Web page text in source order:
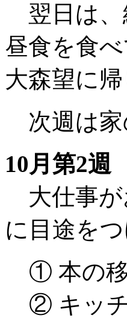
翌日は、
昼食を食
大森望に
次週は家
10月第2週
大仕事が
に目途を
① 本の
② キッ